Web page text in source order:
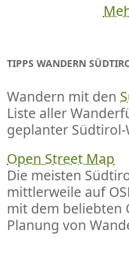
TIPPS WANDERN
Wandern mit den
Liste aller
geplanter
Open Street Map
Die meisten
mittlerweile auf
mit dem beliebten
Planung von